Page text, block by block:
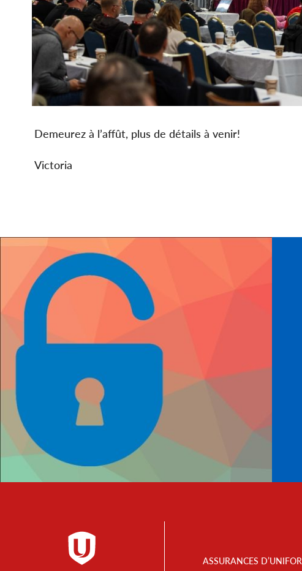
Demeurez à l’affût, plus de détails à venir!
Victoria
ASSURANCES D’UNIFOR